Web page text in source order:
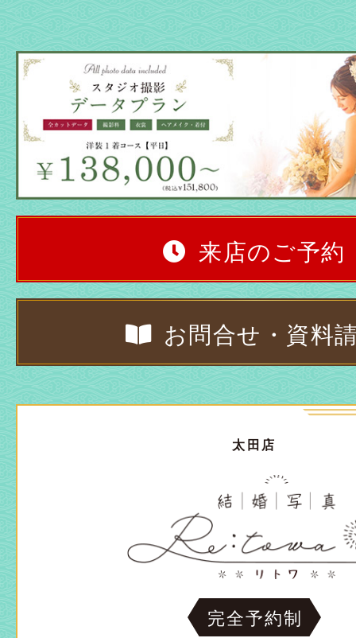
来店のご予約
お問合せ・資料
太田店
完全予約制